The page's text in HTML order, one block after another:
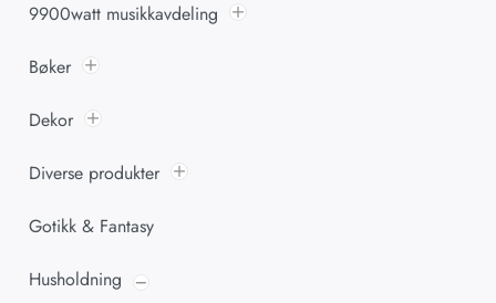
9900watt musikkavdeling
Bøker
Dekor
Diverse produkter
Gotikk & Fantasy
Husholdning